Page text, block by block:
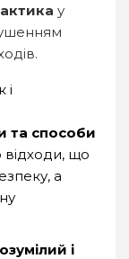
у
і
та способи
що
а
і